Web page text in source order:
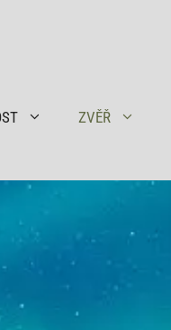
ZVĚŘ